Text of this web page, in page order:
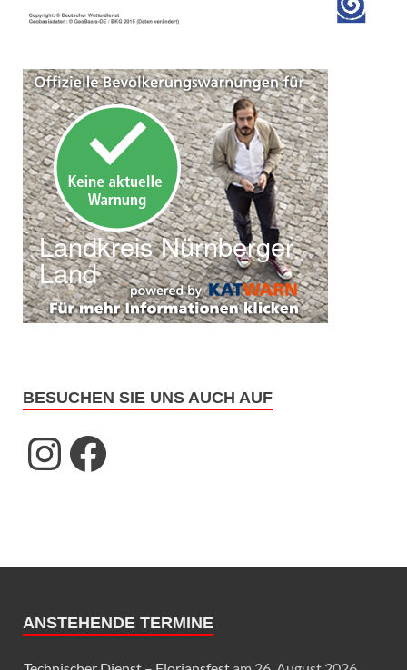
BESUCHEN SIE UNS AUCH AUF
ANSTEHENDE TERMINE